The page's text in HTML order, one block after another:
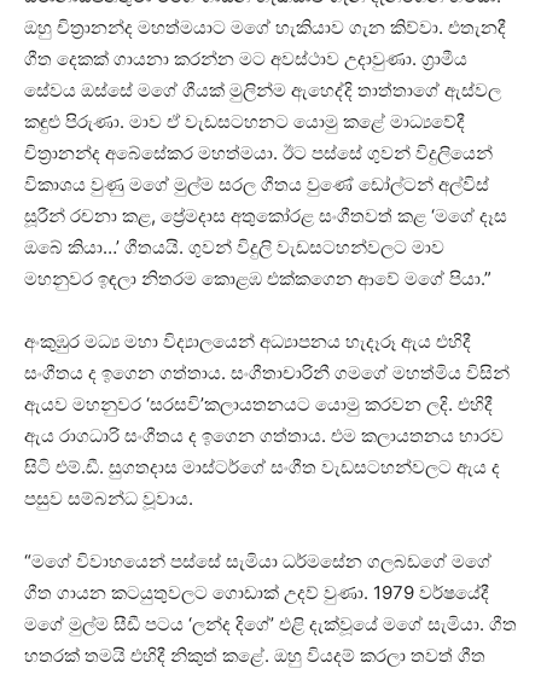
ඔහු චිත්‍රානන්ද මහත්මයාට මගේ හැකියාව ගැන කිව්වා. එතැනදී
ගීත දෙකක් ගායනා කරන්න මට අවස්ථාව උදාවුණා. ග්‍රාමීය
සේවය ඔස්සේ මගේ ගීයක් මුලින්ම ඇහෙද්දි තාත්තාගේ ඇස්වල
කඳුළු පිරුණා. මාව ඒ වැඩසටහනට යොමු කළේ මාධ්‍යවේදී
චිත්‍රානන්ද ‍අබේසේකර මහත්මයා. ඊට පස්සේ ගුවන් විදුලියෙන්
විකාශය වුණු මගේ මුල්ම සරල ගීතය වුණේ ඩෝල්ටන් අල්විස්
සූරීන් රචනා කළ, ප්‍රේමදාස අතුකෝරළ සංගීතවත් කළ ‘මගේ දෑස
ඔබේ කියා…’ ගීතයයි. ගුවන් විදුලි වැඩසටහන්වලට මාව
මහනුවර ඉඳලා නිතරම කොළඹ එක්කගෙන ආවේ මගේ පියා.”
අංකුඹුර මධ්‍ය මහා විද්‍යාලයෙන් අධ්‍යාපනය හැදෑරූ ඇය එහිදී
සංගීතය ද ඉගෙන ගත්තාය. සංගීතාචාරිනී ගමගේ මහත්මිය විසින්
ඇයව මහනුවර ‘සරසවි’කලායතනයට යොමු කරවන ලදි. එහිදී
ඇය රාගධාරි සංගීතය ද ඉගෙන ගත්තාය. එම කලායතනය භාරව
සිටි එම්.ඩී. සුගතදාස මාස්ටර්ගේ සංගීත වැඩසටහන්වලට ඇය ද
පසුව සම්බන්ධ වූවාය.
“මගේ විවාහයෙන් පස්සේ සැමියා ධර්මසේන ගලබඩගේ මගේ
ගීත ගායන කටයුතුවලට ගොඩාක් උදව් වුණා. 1979 වර්ෂයේදී
මගේ මුල්ම සීඩී පටය ‘ලන්ද දිගේ’ එළි දැක්වූයේ මගේ සැමියා. ගීත
හතරක් තමයි එහිදී නිකුත් කළේ. ඔහු වියදම් කරලා තවත් ගීත